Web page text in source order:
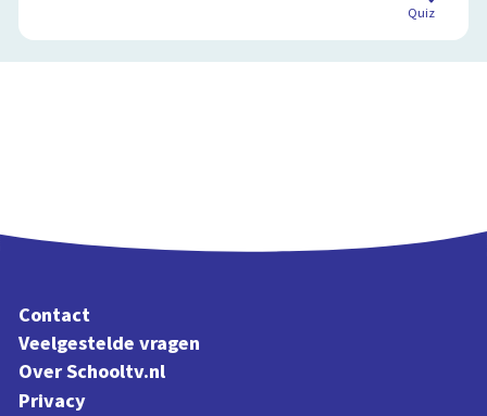
Quiz
Contact
Veelgestelde vragen
Over Schooltv.nl
Privacy